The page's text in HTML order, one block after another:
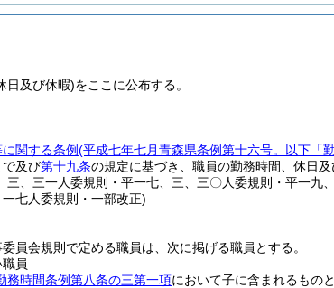
及び休暇)をここに公布する。
関する条例(平成七年七月青森県条例第十六号。以下「
で及び第十九条の規定に基づき、職員の勤務時間、休日
、三一人委規則・平一七、三、三〇人委規則・平一九
七人委規則・一部改正)
員会規則で定める職員は、次に掲げる職員とする。
員
務時間条例第八条の三第一項において子に含まれるもの